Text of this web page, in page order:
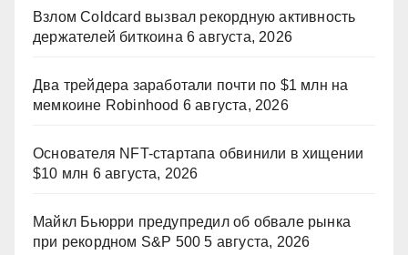
Взлом Coldcard вызвал рекордную активность
держателей биткоина 6 августа, 2026
Два трейдера заработали почти по $1 млн на
мемкоине Robinhood 6 августа, 2026
Основателя NFT-стартапа обвинили в хищении
$10 млн 6 августа, 2026
Майкл Бьюрри предупредил об обвале рынка
при рекордном S&P 500 5 августа, 2026